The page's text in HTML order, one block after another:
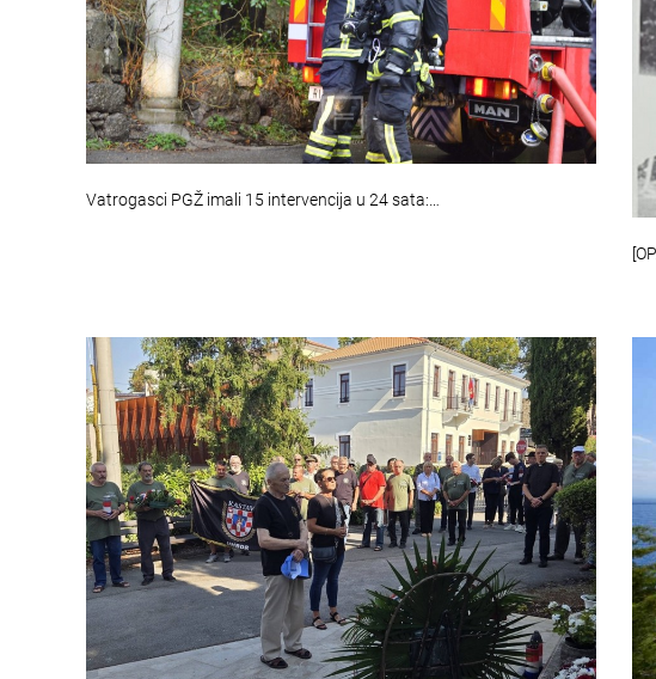
Vatrogasci PGŽ imali 15 intervencija u 24 sata:…